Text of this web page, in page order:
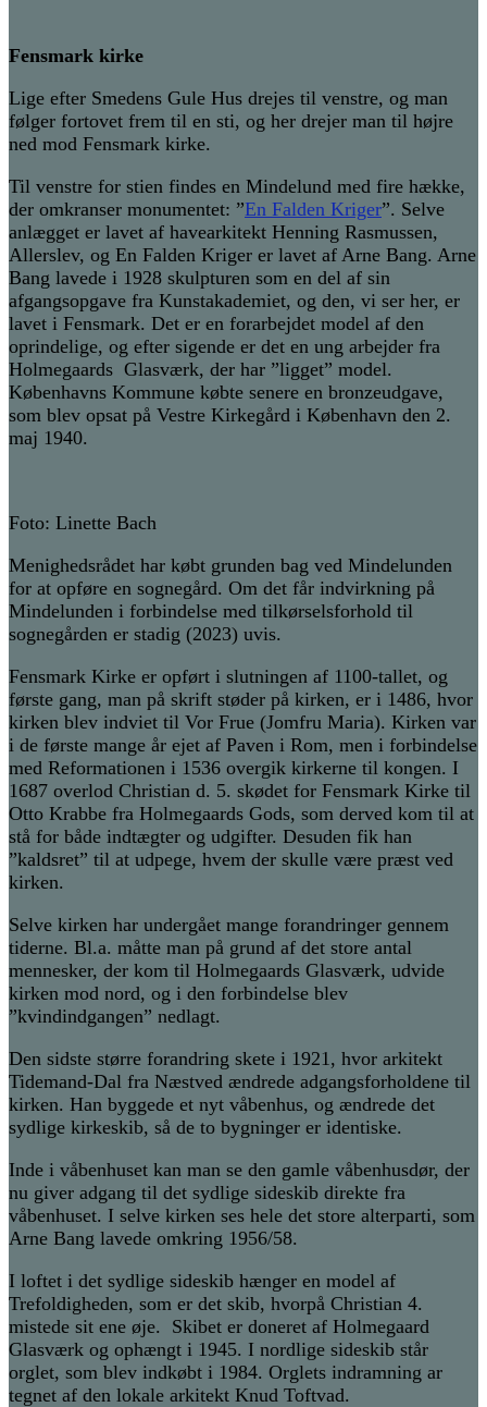
Fensmark kirke
Lige efter Smedens Gule Hus drejes til venstre, og man
følger fortovet frem til en sti, og her drejer man til højre
ned mod Fensmark kirke.
Til venstre for stien findes en Mindelund med fire hække,
der omkranser monumentet: ”En Falden Kriger”. Selve
anlægget er lavet af havearkitekt Henning Rasmussen,
Allerslev, og En Falden Kriger er lavet af Arne Bang. Arne
Bang lavede i 1928 skulpturen som en del af sin
afgangsopgave fra Kunstakademiet, og den, vi ser her, er
lavet i Fensmark. Det er en forarbejdet model af den
oprindelige, og efter sigende er det en ung arbejder fra
Holmegaards Glasværk, der har ”ligget” model.
Københavns Kommune købte senere en bronzeudgave,
som blev opsat på Vestre Kirkegård i København den 2.
maj 1940.
Foto: Linette Bach
Menighedsrådet har købt grunden bag ved Mindelunden
for at opføre en sognegård. Om det får indvirkning på
Mindelunden i forbindelse med tilkørselsforhold til
sognegården er stadig (2023) uvis.
Fensmark Kirke er opført i slutningen af 1100-tallet, og
første gang, man på skrift støder på kirken, er i 1486, hvor
kirken blev indviet til Vor Frue (Jomfru Maria). Kirken var
i de første mange år ejet af Paven i Rom, men i forbindelse
med Reformationen i 1536 overgik kirkerne til kongen. I
1687 overlod Christian d. 5. skødet for Fensmark Kirke til
Otto Krabbe fra Holmegaards Gods, som derved kom til at
stå for både indtægter og udgifter. Desuden fik han
”kaldsret” til at udpege, hvem der skulle være præst ved
kirken.
Selve kirken har undergået mange forandringer gennem
tiderne. Bl.a. måtte man på grund af det store antal
mennesker, der kom til Holmegaards Glasværk, udvide
kirken mod nord, og i den forbindelse blev
”kvindindgangen” nedlagt.
Den sidste større forandring skete i 1921, hvor arkitekt
Tidemand-Dal fra Næstved ændrede adgangsforholdene til
kirken. Han byggede et nyt våbenhus, og ændrede det
sydlige kirkeskib, så de to bygninger er identiske.
Inde i våbenhuset kan man se den gamle våbenhusdør, der
nu giver adgang til det sydlige sideskib direkte fra
våbenhuset. I selve kirken ses hele det store alterparti, som
Arne Bang lavede omkring 1956/58.
I loftet i det sydlige sideskib hænger en model af
Trefoldigheden, som er det skib, hvorpå Christian 4.
mistede sit ene øje. Skibet er doneret af Holmegaard
Glasværk og ophængt i 1945. I nordlige sideskib står
orglet, som blev indkøbt i 1984. Orglets indramning ar
tegnet af den lokale arkitekt Knud Toftvad.